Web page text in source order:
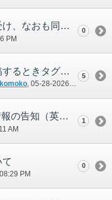
投稿の運営削除を繰り返し受け、なおも同様の行為を繰り返す投稿者の故意性について
PM
0
スマホにてフォーラムに投稿するときタグが使えない
‎, 05-28-2026 06:57 PM
5
2026.4.6バージョンアップ情報の告知（英語版アイテムの変更）について
AM
1
PM
0